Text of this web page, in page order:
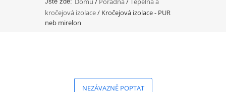
kročejová izolace/ Kročejová izolace - PUR
neb mirelon
NEZÁVAZNĚ POPTAT